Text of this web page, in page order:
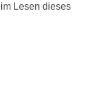
Lesen dieses